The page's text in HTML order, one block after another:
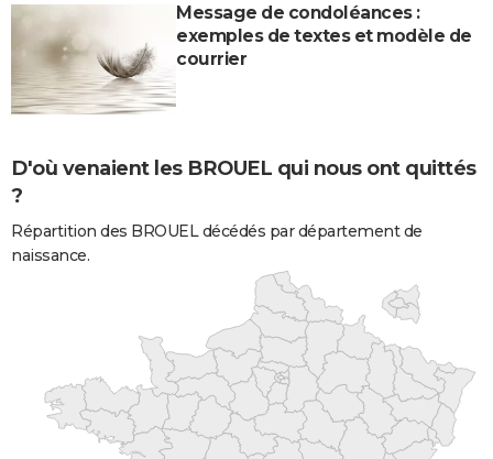
Message de condoléances :
exemples de textes et modèle de
courrier
D'où venaient les BROUEL qui nous ont quittés
?
Répartition des BROUEL décédés par département de
naissance.